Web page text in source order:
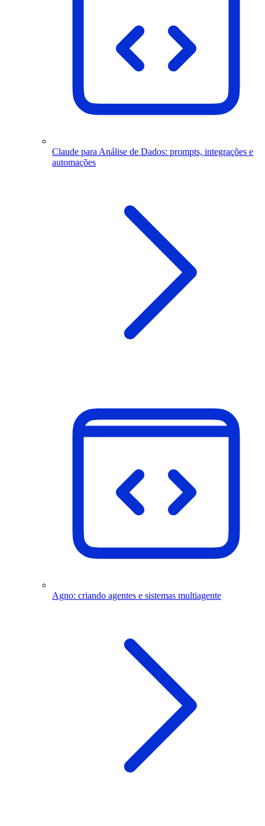
Claude para Análise de Dados: prompts, integrações e
automações
Agno: criando agentes e sistemas multiagente